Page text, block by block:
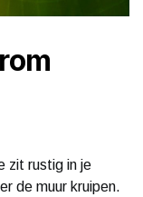
zit rustig in je
de muur kruipen.